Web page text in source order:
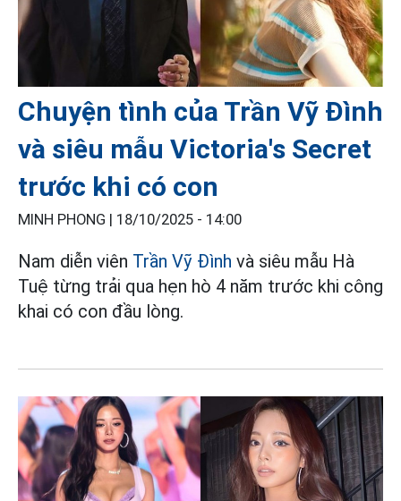
Chuyện tình của Trần Vỹ Đình
và siêu mẫu Victoria's Secret
trước khi có con
MINH PHONG | 18/10/2025 - 14:00
Nam diễn viên Trần Vỹ Đình và siêu mẫu Hà
Tuệ từng trải qua hẹn hò 4 năm trước khi công
khai có con đầu lòng.